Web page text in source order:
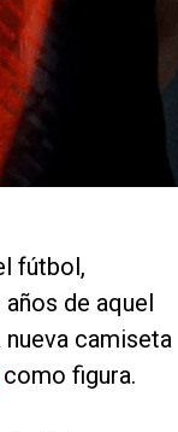
fútbol,
años de aquel
camiseta
como figura.